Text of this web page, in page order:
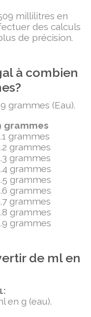
millilitres en
des calculs
de précision.
à combien
grammes (Eau).
grammes
grammes
grammes
grammes
grammes
grammes
grammes
grammes
grammes
grammes
de ml en
en g (eau).